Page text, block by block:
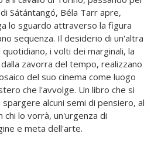
Sátántangó, Béla Tarr apre,
lo sguardo attraverso la figura
sequenza. Il desiderio di un'altra
i volti dei marginali, la
zavorra del tempo, realizzano
del suo cinema come luogo
che l'avvolge. Un libro che si
alcuni semi di pensiero, al
chi lo vorrà, un'urgenza di
e meta dell'arte.